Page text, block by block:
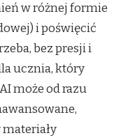
w różnej formie
i poświęcić
bez presji i
ucznia, który
może od razu